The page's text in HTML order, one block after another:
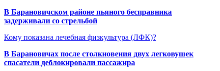
В Барановичском районе пьяного бесправника
задерживали со стрельбой
Кому показана лечебная физкультура (ЛФК)?
В Барановичах после столкновения двух легковушек
спасатели деблокировали пассажира